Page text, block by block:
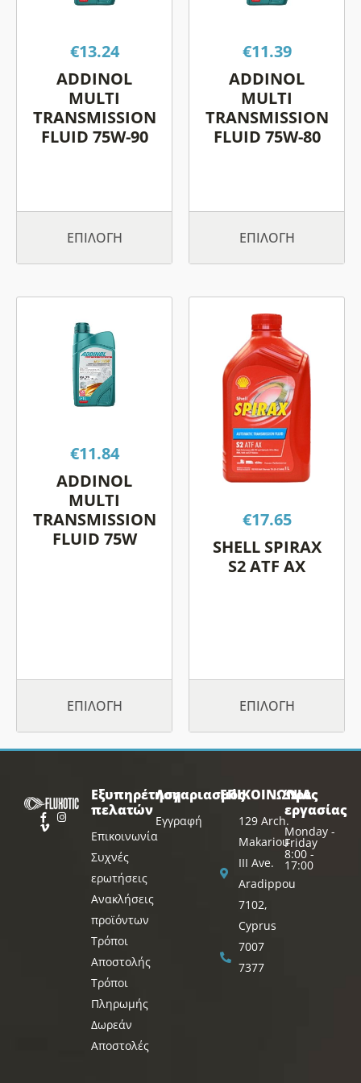
€13.24
ADDINOL
MULTI
TRANSMISSION
FLUID 75W-90
ΕΠΙΛΟΓΉ
παραλλαγές.
επιλογές
μπορούν
να
επιλεγούν
στη
€11.39
ADDINOL
MULTI
TRANSMISSION
FLUID 75W-80
ΕΠΙΛΟΓΉ
παραλλαγές.
επιλογές
μπορούν
να
επιλεγούν
στη
€11.84
ADDINOL
MULTI
TRANSMISSION
FLUID 75W
ΕΠΙΛΟΓΉ
το
προϊόν
έχει
πολλαπλές
παραλλαγές.
επιλογές
μπορούν
να
επιλεγούν
στη
€17.65
SHELL SPIRAX
S2 ATF AX
ΕΠΙΛΟΓΉ
το
προϊόν
έχει
πολλαπλές
παραλλαγές.
Οι
επιλογές
μπορούν
επιλεγούν
στη
σελίδα
Εξυπηρέτηση
πελατών
Επικοινωνία
Συχνές
ερωτήσεις
Ανακλήσεις
προϊόντων
Τρόποι
Αποστολής
Τρόποι
Πληρωμής
Δωρεάν
Αποστολές
Λογαριασμός
Εγγραφή
ΕΠΙΚΟΙΝΩΝΙΑ
129 Arch.
Makariou
III Ave.
Aradippou
7102,
Cyprus
7007
7377
Ώρες
εργασίας
Monday -
Friday
8:00 -
17:00